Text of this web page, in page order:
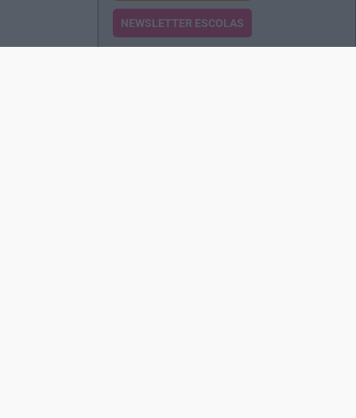
NEWSLETTER ESCOLAS